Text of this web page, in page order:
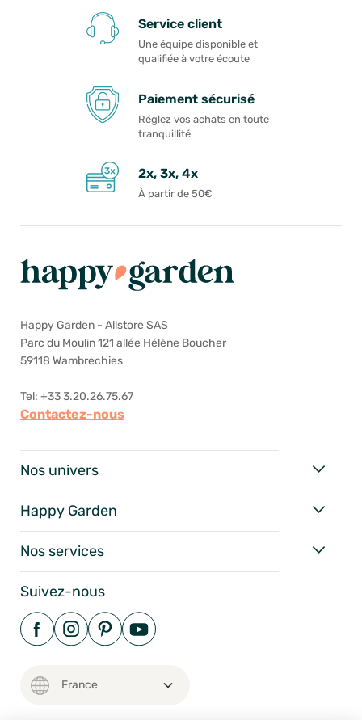
Service client
Une équipe disponible et
qualifiée à votre écoute
Paiement sécurisé
Réglez vos achats en toute
tranquillité
2x, 3x, 4x
À partir de 50€
Happy Garden - Allstore SAS
Parc du Moulin 121 allée Hélène Boucher
59118 Wambrechies
Tel: +33 3.20.26.75.67
Contactez-nous
Nos univers
Happy Garden
Nos services
Suivez-nous